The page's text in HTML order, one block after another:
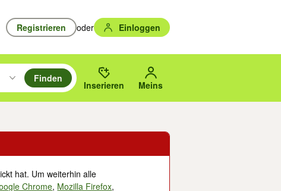
Registrieren oder Einloggen
durchsuchen und mit Eingabetaste auswählen.
um zu suchen, oder Vorschläge mit den Pfeiltasten nach oben/
des gewählten Orts oder PLZ.
Finden
Inserieren Meins
hat. Um weiterhin alle
Chrome, Mozilla Firefox,